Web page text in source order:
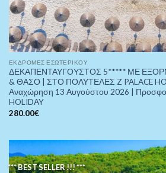
ΕΚΔΡΟΜΈΣ ΕΣΩΤΕΡΙΚΟΎ
ΔΕΚΑΠΕΝΤΑΥΓΟΥΣΤΟΣ 5***** ΜΕ
& ΘΑΣΟ | ΣΤΟ ΠΟΛΥΤΕΛΕΣ Z PALACE
Αναχώρηση 13 Αυγούστου 2026 |
HOLIDAY
280.00€
*** BEST SELLER !!! ***